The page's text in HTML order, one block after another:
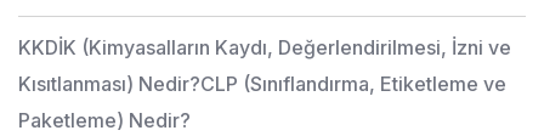
KKDİK (Kimyasalların Kaydı, Değerlendirilmesi, İzni ve
Kısıtlanması) Nedir?CLP (Sınıflandırma, Etiketleme ve
Paketleme) Nedir?